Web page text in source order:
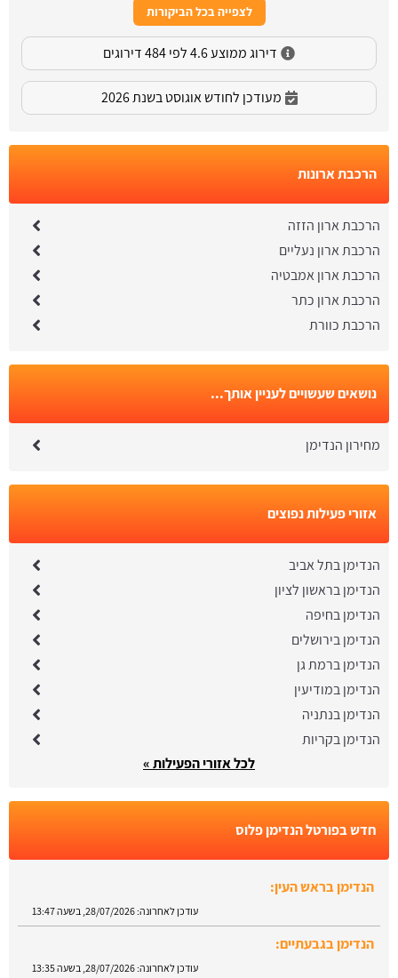
לצפייה בכל הביקורות
דירוג ממוצע 4.6 לפי 484 דירוגים
מעודכן לחודש אוגוסט בשנת 2026
הרכבת ארונות
הרכבת ארון הזזה
הרכבת ארון נעליים
הרכבת ארון אמבטיה
הרכבת ארון כתר
הרכבת כוורת
נושאים שעשויים לעניין אותך...
מחירון הנדימן
אזורי פעילות נפוצים
הנדימן בתל אביב
הנדימן בראשון לציון
הנדימן בחיפה
הנדימן בירושלים
הנדימן ברמת גן
הנדימן במודיעין
הנדימן בנתניה
הנדימן בקריות
לכל אזורי הפעילות »
חדש בפורטל הנדימן פלוס
הנדימן בראש העין:
עודכן לאחרונה: 28/07/2026, בשעה 13:47
הנדימן בגבעתיים:
עודכן לאחרונה: 28/07/2026, בשעה 13:35